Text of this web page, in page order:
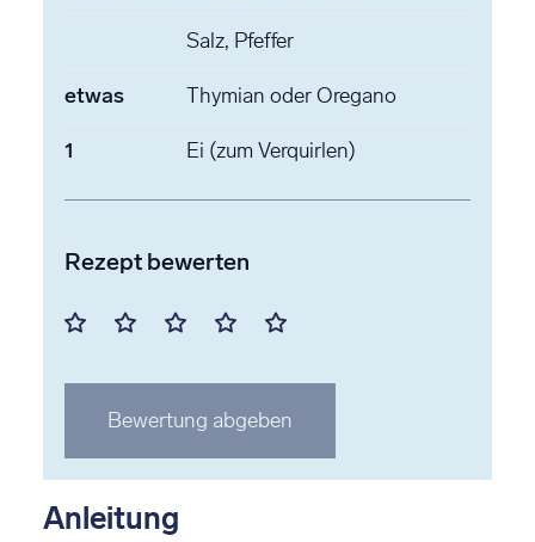
Salz, Pfeffer
etwas Thymian oder Oregano
1 Ei (zum Verquirlen)
Rezept bewerten
Mit
Stern
bewerten
Mit
Stern
bewerten
Mit
Stern
bewerten
Mit
Stern
bewerten
Mit
Stern
bewerten
Bewertung abgeben
Anleitung